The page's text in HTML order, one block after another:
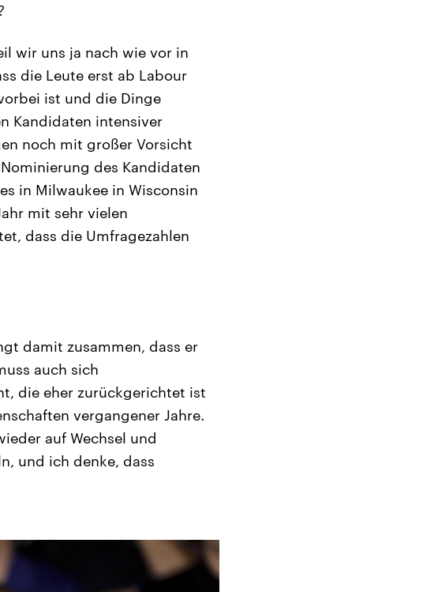
wir uns ja nach wie vor in
die Leute erst ab Labour
ist und die Dinge
Kandidaten intensiver
noch mit großer Vorsicht
des Kandidaten
in Milwaukee in Wisconsin
mit sehr vielen
dass die Umfragezahlen
damit zusammen, dass er
auch sich
die eher zurückgerichtet ist
vergangener Jahre.
auf Wechsel und
und ich denke, dass